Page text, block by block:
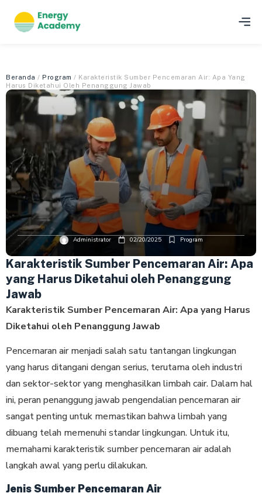
Beranda / Program / Karakteristik Sumber Pencemaran Air: Apa Yang
Harus Diketahui Oleh Penanggung Jawab
Administrator 02/20/2025 Program
Karakteristik Sumber Pencemaran Air: Apa
yang Harus Diketahui oleh Penanggung
Jawab
Karakteristik Sumber Pencemaran Air: Apa yang Harus
Diketahui oleh Penanggung Jawab
Pencemaran air menjadi salah satu tantangan lingkungan
yang harus ditangani dengan serius, terutama oleh industri
dan sektor-sektor yang menghasilkan limbah cair. Dalam hal
ini, peran penanggung jawab pengendalian pencemaran air
sangat penting untuk memastikan bahwa limbah yang
dibuang telah memenuhi standar lingkungan. Untuk itu,
memahami karakteristik sumber pencemaran air adalah
langkah awal yang perlu dilakukan.
Jenis Sumber Pencemaran Air